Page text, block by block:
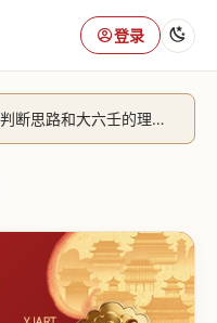
登录
即将新增八字盲派判断思路和大六壬的理气+取像判断思路。[内侧中，捐赠会员可用]2026/6/30
网站升级完成，升级全模块的算法，限时开放用户注册。2026/6/27